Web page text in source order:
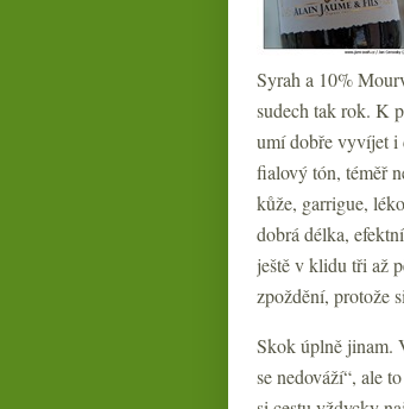
Syrah a 10%
sudech tak rok. K
umí dobře vyvíjet i
fialový tón, téměř
kůže, garrigue,
dobrá délka,
ještě v klidu tři až
zpoždění, protože
Skok úplně jinam.
se nedováží“, ale